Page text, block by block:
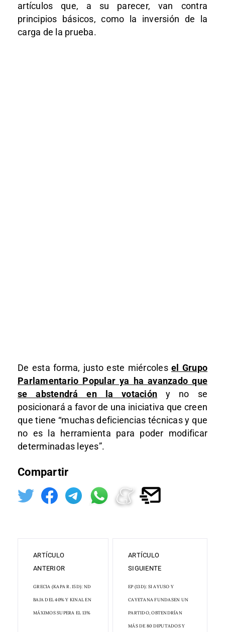
artículos que, a su parecer, van contra
principios básicos, como la inversión de la
carga de la prueba.
De esta forma, justo este miércoles el Grupo
Parlamentario Popular ya ha avanzado que
se abstendrá en la votación y no se
posicionará a favor de una iniciativa que creen
que tiene “muchas deficiencias técnicas y que
no es la herramienta para poder modificar
determinadas leyes”.
Compartir
ARTÍCULO
ANTERIOR
GRECIA (KAPA R. 15D): ND
BAJA DEL 40% Y KINAL EN
MÁXIMOS SUPERA EL 13%
ARTÍCULO
SIGUIENTE
EP (13D): SI AYUSO Y
CAYETANA FUNDASEN UN
PARTIDO, OBTENDRÍAN
MÁS DE 80 DIPUTADOS Y